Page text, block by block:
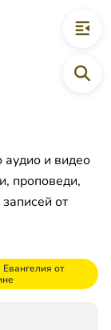
аудио и видео
проповеди,
от
от